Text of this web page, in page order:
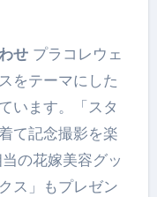
せプラコレウェ
をテーマにした
います。「スタ
て記念撮影を楽
の花嫁美容グッ
ス」もプレゼン